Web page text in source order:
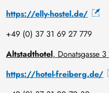
https://elly-hostel.de/
+49 (0) 37 31 69 27 779
Altstadthotel, Donatsgasse
https://hotel-freiberg.de/